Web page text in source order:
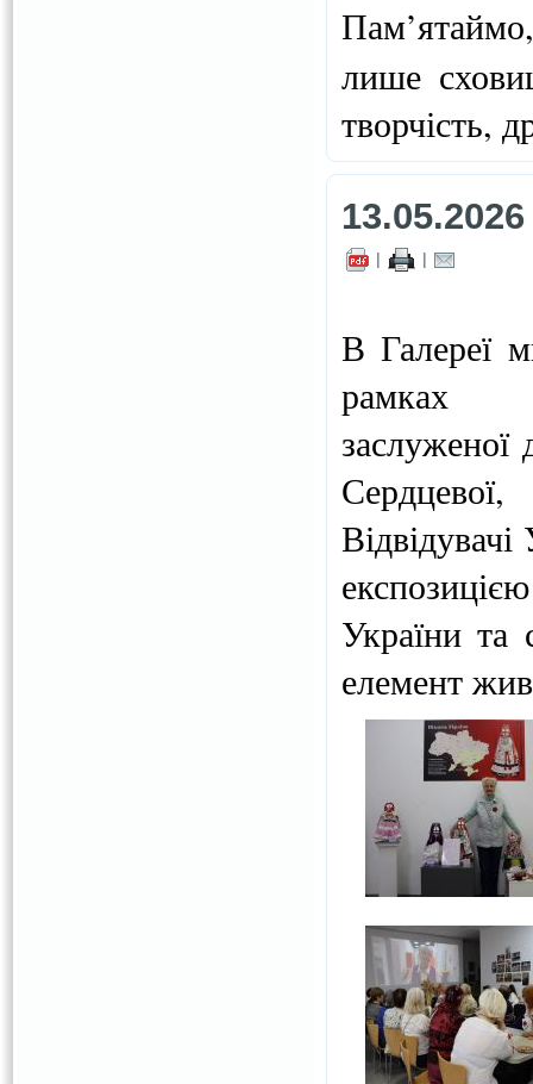
лише
творчість,
13.05.2026
| |
В Галереї
рамках
заслуженої
України
елемент